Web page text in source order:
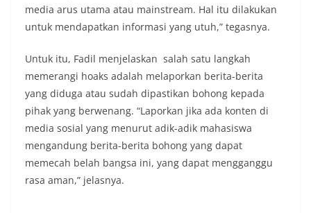
media arus utama atau mainstream. Hal itu dilakukan
untuk mendapatkan informasi yang utuh,” tegasnya.
Untuk itu, Fadil menjelaskan salah satu langkah
memerangi hoaks adalah melaporkan berita-berita
yang diduga atau sudah dipastikan bohong kepada
pihak yang berwenang. “Laporkan jika ada konten di
media sosial yang menurut adik-adik mahasiswa
mengandung berita-berita bohong yang dapat
memecah belah bangsa ini, yang dapat mengganggu
rasa aman,” jelasnya.